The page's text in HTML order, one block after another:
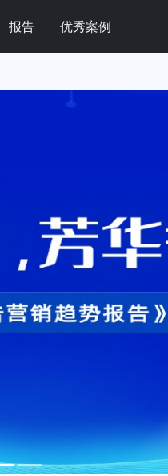
报告 优秀案例